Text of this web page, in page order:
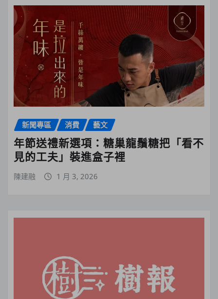
新聞專區 消費 藝文
年節送禮新選項：糖巢龍鬚糖把「看不
見的工夫」裝進盒子裡
陳建融 1 月 3, 2026